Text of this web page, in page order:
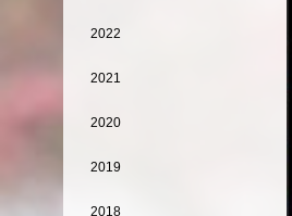
2022
2021
2020
2019
2018